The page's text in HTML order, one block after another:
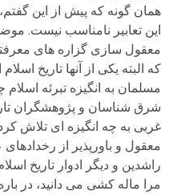
همان گونه که پیش از این
این تعابیر نامناسب نیست.
معقول سازی گزاره های
که البته یکی از آنها تاریخ
مسلمان به انگیزه تبرئه
شرق شناسان و پژوهشگران
غربی به چه انگیزه ای تلاش
معقول و باورپذیر از
راشدین و دیگر ادوار تاریخ
مرا ماله کشی می دانید، در